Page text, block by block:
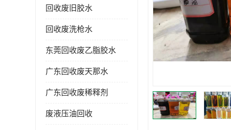
回收废旧胶水
回收废洗枪水
东莞回收废乙脂胶水
广东回收废天那水
广东回收废稀释剂
废液压油回收